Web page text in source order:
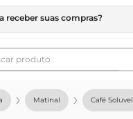
receber suas compras?
produto
Matinal Café Soluvel